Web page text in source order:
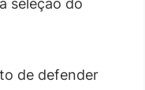
seleção do
de defender